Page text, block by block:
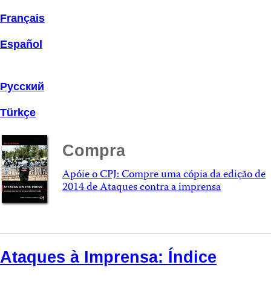
Français
Español
Русский
Türkçe
Compra
Apóie o CPJ: Compre uma cópia da edição de
2014 de Ataques contra a imprensa
Ataques à Imprensa: Índice